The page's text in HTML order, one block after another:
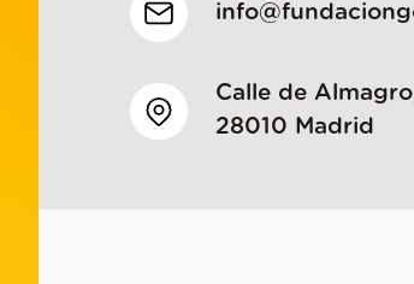
Calle de
28010 Madrid